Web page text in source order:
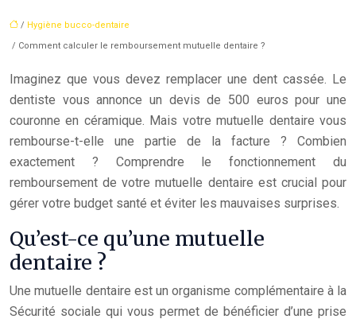
/ Hygiène bucco-dentaire
/ Comment calculer le remboursement mutuelle dentaire ?
Imaginez que vous devez remplacer une dent cassée. Le
dentiste vous annonce un devis de 500 euros pour une
couronne en céramique. Mais votre mutuelle dentaire vous
rembourse-t-elle une partie de la facture ? Combien
exactement ? Comprendre le fonctionnement du
remboursement de votre mutuelle dentaire est crucial pour
gérer votre budget santé et éviter les mauvaises surprises.
Qu’est-ce qu’une mutuelle
dentaire ?
Une mutuelle dentaire est un organisme complémentaire à la
Sécurité sociale qui vous permet de bénéficier d’une prise